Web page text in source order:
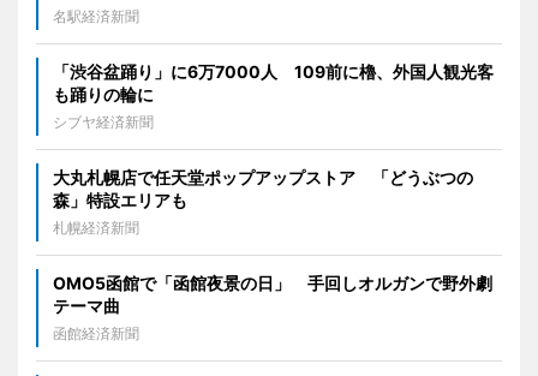
名駅経済新聞
「渋谷盆踊り」に6万7000人 109前に櫓、外国人観光客
も踊りの輪に
シブヤ経済新聞
大丸札幌店で任天堂ポップアップストア 「どうぶつの
森」特設エリアも
札幌経済新聞
OMO5函館で「函館夜景の日」 手回しオルガンで野外劇
テーマ曲
函館経済新聞